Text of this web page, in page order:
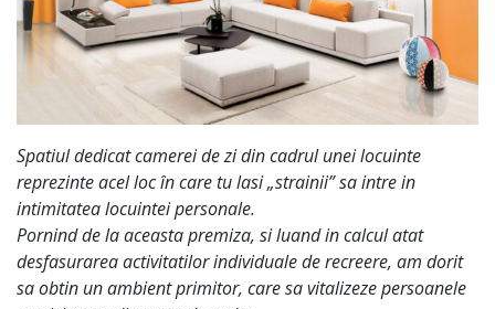
Spatiul dedicat camerei de zi din cadrul unei locuinte
reprezinte acel loc în care tu lasi „strainii” sa intre in
intimitatea locuintei personale.
Pornind de la aceasta premiza, si luand in calcul atat
desfasurarea activitatilor individuale de recreere, am dorit
sa obtin un ambient primitor, care sa vitalizeze persoanele